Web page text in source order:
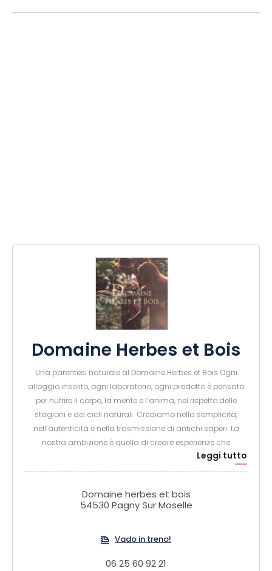
Domaine Herbes et Bois
Una parentesi naturale al Domaine Herbes et Bois Ogni
alloggio insolito, ogni laboratorio, ogni prodotto è pensato
per nutrire il corpo, la mente e l’anima, nel rispetto delle
stagioni e dei cicli naturali. Crediamo nella semplicità,
nell’autenticità e nella trasmissione di antichi saperi. La
nostra ambizione è quella di creare esperienze che
riconnettano ciascuno con il proprio ambiente, con la
bellezza dei materiali, con le virtù delle piante e con il
di ispirazione e di serenità. Venite a scoprirla, a sentirla e a
celebrarla.
Leggi tutto
Domaine herbes et bois
54530 Pagny Sur Moselle
Vado in treno!
06 25 60 92 21